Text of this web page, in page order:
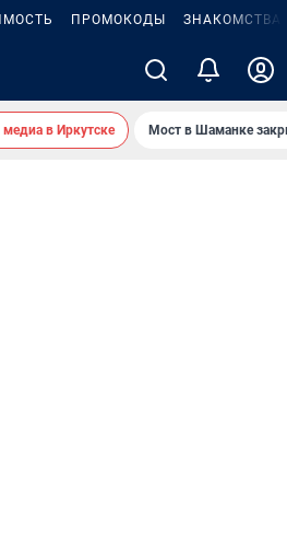
ПРОМОКОДЫ ЗНАКОМСТВА
медиа в Иркутске Мост в Шаманке